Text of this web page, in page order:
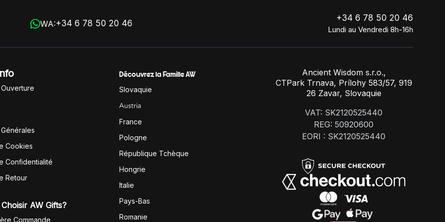
WA:+34 6 78 50 20 46
+34 6 78 50 20 46
Lundi au Vendredi 8h-16h
Cookies
Confidentialité
Retour
AW Gifts?
Commande
Découvrez la Famille AW
Slovaquie
Austria
France
Pologne
République Tchèque
Hongrie
Italie
Pays-Bas
Romanie
Ancient Wisdom s.r.o.,
CTPark Trnava, Prílohy 583/57, 919
26 Zavar, Slovaquie
VAT: SK2120525440
REG: 50920600
EORI : SK2120525440